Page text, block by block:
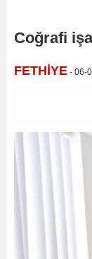
Coğrafi
FETHİYE - 06-